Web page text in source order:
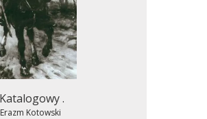
.
Erazm Kotowski